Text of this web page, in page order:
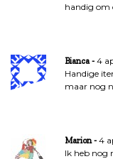
handig om
Bianca
4
Handige
maar nog
Marion
4
Ik heb nog